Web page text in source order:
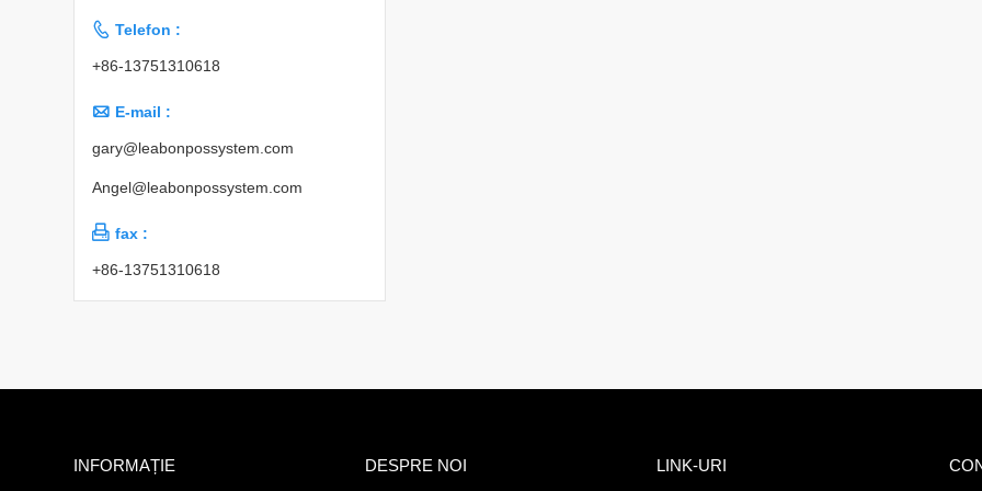
 Telefon :
+86-13751310618
 E-mail :
gary@leabonpossystem.com
Angel@leabonpossystem.com
 fax :
+86-13751310618
INFORMAȚIE DESPRE NOI LINK-URI